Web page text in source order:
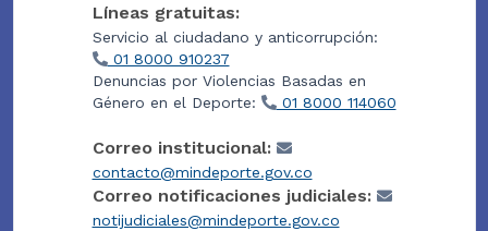
Líneas gratuitas:
Servicio al ciudadano y anticorrupción:
01 8000 910237
Denuncias por Violencias Basadas en
Género en el Deporte:
01 8000 114060
Correo institucional:
contacto@mindeporte.gov.co
Correo notificaciones judiciales:
notijudiciales@mindeporte.gov.co